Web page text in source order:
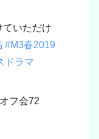
いただけ
#M3春2019
ドラマ
フ会72